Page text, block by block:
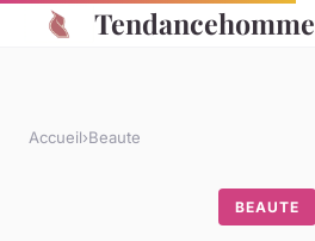
Tendancehomme
Accueil›Beaute
BEAUTE